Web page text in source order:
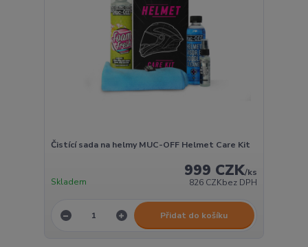
Čistící sada na helmy MUC-OFF Helmet Care Kit
999 CZK/ks
826 CZKbez DPH
Skladem
Přidat do košíku